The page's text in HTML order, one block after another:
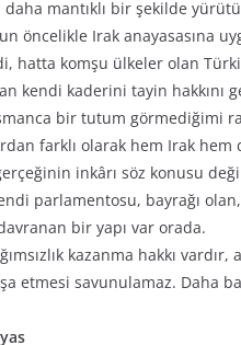
mantıklı bir şekilde
öncelikle Irak anayasasına
hatta komşu ülkeler olan
kendi kaderini tayin
bir tutum görmediğimi
farklı olarak hem Irak hem
inkârı söz konusu
parlamentosu, bayrağı
bir yapı var orada.
kazanma hakkı
etmesi savunulamaz. Daha